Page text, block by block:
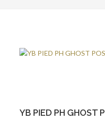
YB PIED PH GHOST